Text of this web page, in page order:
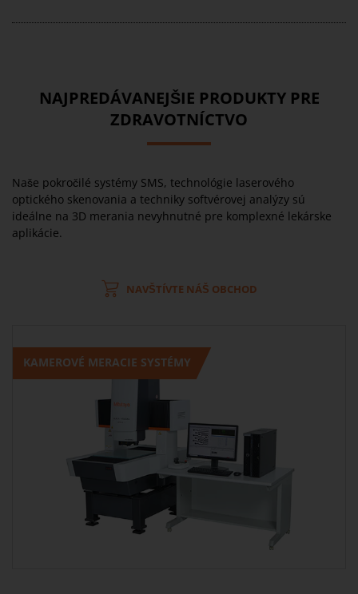
NAJPREDÁVANEJŠIE PRODUKTY PRE
ZDRAVOTNÍCTVO
Naše pokročilé systémy SMS, technológie laserového
optického skenovania a techniky softvérovej analýzy sú
ideálne na 3D merania nevyhnutné pre komplexné lekárske
aplikácie.
NAVŠTÍVTE NÁŠ OBCHOD
KAMEROVÉ MERACIE SYSTÉMY